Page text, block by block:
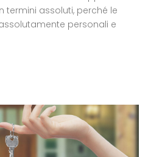
termini assoluti, perché le
personali e
ha rivelato quali sono i sogni
nati al tempo della